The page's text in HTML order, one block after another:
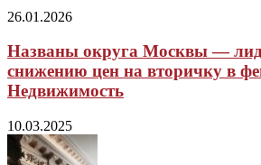
26.01.2026
Названы округа Москвы —
снижению цен на вторичку в
Недвижимость
10.03.2025